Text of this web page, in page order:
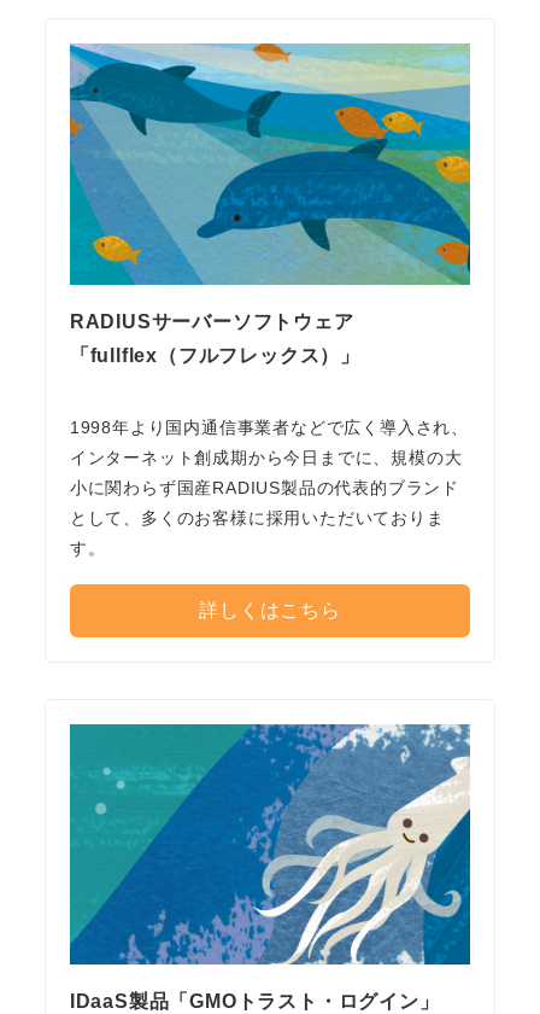
RADIUSサーバーソフトウェア
「fullflex（フルフレックス）」
1998年より国内通信事業者などで広く導入され、
インターネット創成期から今日までに、規模の大
小に関わらず国産RADIUS製品の代表的ブランド
として、多くのお客様に採用いただいておりま
す。
詳しくはこちら
IDaaS製品「GMOトラスト・ログイン」